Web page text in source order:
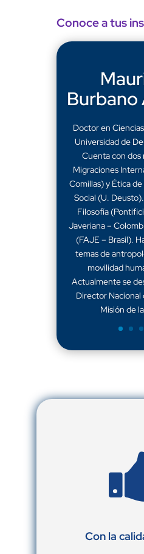
Conoce a tus
Burbano
Doctor en
Universidad de
Cuenta con dos
Migraciones
Comillas) y Ética
Social (U.
Filosofía
Javeriana –
(FAJE – Brasil).
temas de
movilidad
Actualmente se
Director Nacional
Misión de
Con la